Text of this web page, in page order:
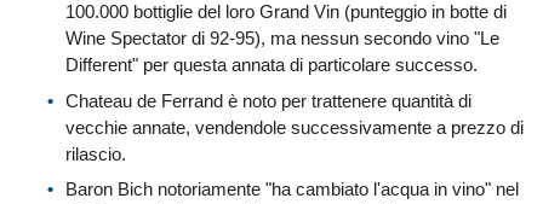
100.000 bottiglie del loro Grand Vin (punteggio in botte di
Wine Spectator di 92-95), ma nessun secondo vino "Le
Different" per questa annata di particolare successo.
Chateau de Ferrand è noto per trattenere quantità di
vecchie annate, vendendole successivamente a prezzo di
rilascio.
Baron Bich notoriamente "ha cambiato l'acqua in vino" nel